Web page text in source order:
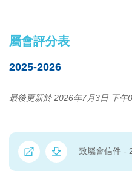
屬會評分表
2025-2026
最後更新於 2026年7月3日 下午
致屬會信件 -